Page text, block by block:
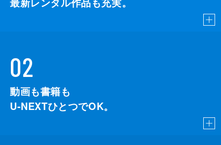
02
動画も書籍も
U-NEXTひとつでOK。